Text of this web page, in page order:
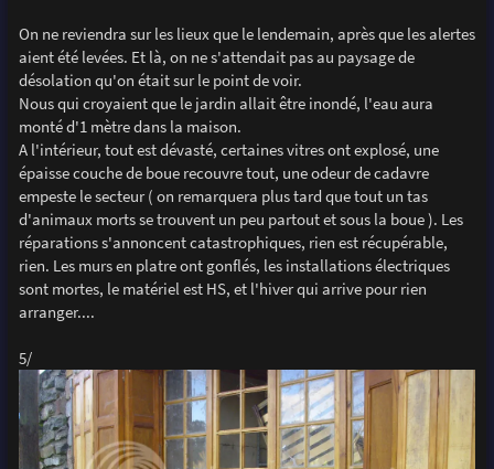
On ne reviendra sur les lieux que le lendemain, après que les alertes
aient été levées. Et là, on ne s'attendait pas au paysage de
désolation qu'on était sur le point de voir.
Nous qui croyaient que le jardin allait être inondé, l'eau aura
monté d'1 mètre dans la maison.
A l'intérieur, tout est dévasté, certaines vitres ont explosé, une
épaisse couche de boue recouvre tout, une odeur de cadavre
empeste le secteur ( on remarquera plus tard que tout un tas
d'animaux morts se trouvent un peu partout et sous la boue ). Les
réparations s'annoncent catastrophiques, rien est récupérable,
rien. Les murs en platre ont gonflés, les installations électriques
sont mortes, le matériel est HS, et l'hiver qui arrive pour rien
arranger....
5/